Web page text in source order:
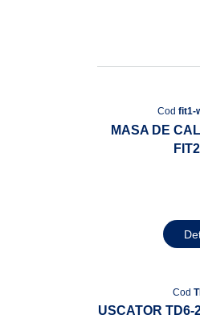
Cod fit1-
MASA DE
Cod
USCATOR TD6-